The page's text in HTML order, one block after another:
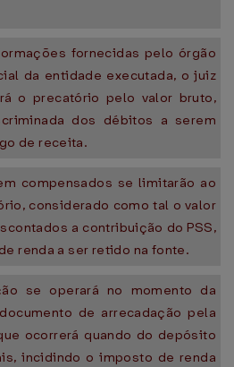
fornecidas pelo órgão
da entidade executada, o juiz
o precatório pelo valor bruto,
dos débitos a serem
de receita.
compensados se limitarão ao
considerado como tal o valor
a contribuição do PSS,
renda a ser retido na fonte.
se operará no momento da
de arrecadação pela
ocorrerá quando do depósito
incidindo o imposto de renda